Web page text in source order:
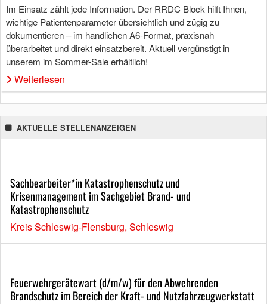
Im Einsatz zählt jede Information. Der RRDC Block hilft Ihnen,
wichtige Patientenparameter übersichtlich und zügig zu
dokumentieren – im handlichen A6-Format, praxisnah
überarbeitet und direkt einsatzbereit. Aktuell vergünstigt in
unserem im Sommer-Sale erhältlich!
Weiterlesen
AKTUELLE STELLENANZEIGEN
Sachbearbeiter*in Katastrophenschutz und
Krisenmanagement im Sachgebiet Brand- und
Katastrophenschutz
Kreis Schleswig-Flensburg, Schleswig
Feuerwehrgerätewart (d/m/w) für den Abwehrenden
Brandschutz im Bereich der Kraft- und Nutzfahrzeugwerkstatt